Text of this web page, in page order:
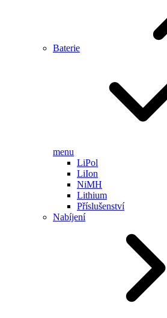
Baterie
menu
LiPol
LiIon
NiMH
Lithium
Příslušenství
Nabíjení